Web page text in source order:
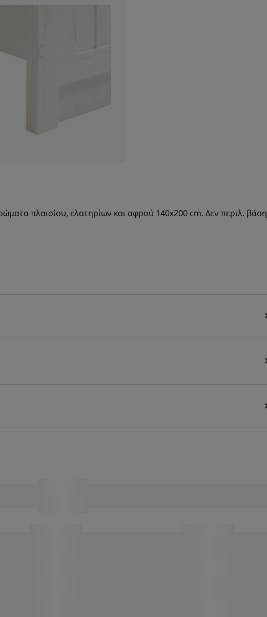
πλαισίου, ελατηρίων και αφρού 140x200 cm. Δεν περιλ. βάση